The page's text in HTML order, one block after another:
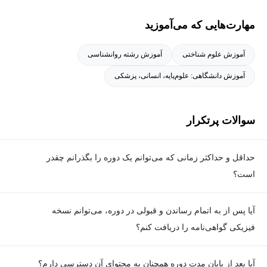
مهارت‌هایی که می‌آموزید
آموزش علوم شناختی آموزش رشته روانشناسی
آموزش دانشگاهی: علوم‌پایه، انسانی، پزشکی
سوالات پرتکرار
حداقل و حداکثر زمانی که می‌توانم یک دوره را بگذرانم چقدر
است؟
آیا پس از به اتمام رساندن و قبولی در دوره، می‌توانم نسخه
فیزیکی گواهی‌نامه را دریافت کنم؟
آیا بعد از پایان مدت دوره همچنان به محتوای آن دسترسی دارم؟